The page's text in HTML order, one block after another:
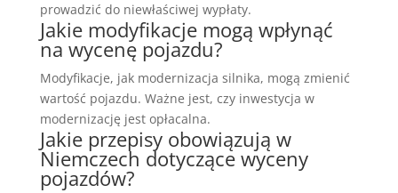
prowadzić do niewłaściwej wypłaty.
Jakie modyfikacje mogą wpłynąć
na wycenę pojazdu?
Modyfikacje, jak modernizacja silnika, mogą zmienić
wartość pojazdu. Ważne jest, czy inwestycja w
modernizację jest opłacalna.
Jakie przepisy obowiązują w
Niemczech dotyczące wyceny
pojazdów?